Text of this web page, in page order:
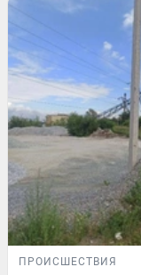
ПРОИСШЕСТВИЯ